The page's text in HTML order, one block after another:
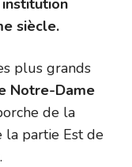
siècle.
plus grands
Notre-Dame
de la
partie Est de